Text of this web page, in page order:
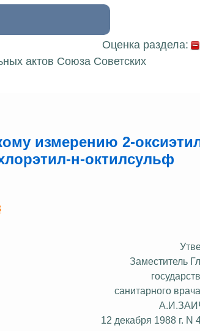
Оценка раздела:
актов Союза Советских
измерению 2-
н-октилсульф
Заместитель
санитарного
12 декабря 1988 г. N